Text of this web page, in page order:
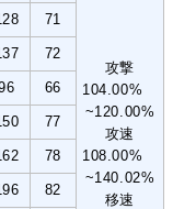
攻撃
104.00%
~120.00%
攻速
108.00%
~140.02%
移速
71
72
66
77
78
82